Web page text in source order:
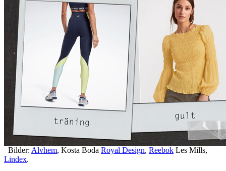
Bilder: Alvhem, Kosta Boda Royal Design, Reebok Les Mills,
Lindex.